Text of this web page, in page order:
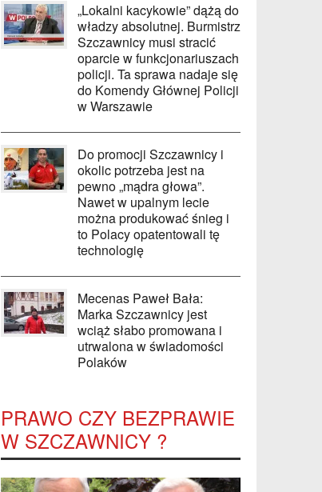
„Lokalni kacykowie” dążą do
władzy absolutnej. Burmistrz
Szczawnicy musi stracić
oparcie w funkcjonariuszach
policji. Ta sprawa nadaje się
do Komendy Głównej Policji
w Warszawie
Do promocji Szczawnicy i
okolic potrzeba jest na
pewno „mądra głowa”.
Nawet w upalnym lecie
można produkować śnieg i
to Polacy opatentowali tę
technologię
Mecenas Paweł Bała:
Marka Szczawnicy jest
wciąż słabo promowana i
utrwalona w świadomości
Polaków
PRAWO CZY BEZPRAWIE
W SZCZAWNICY ?